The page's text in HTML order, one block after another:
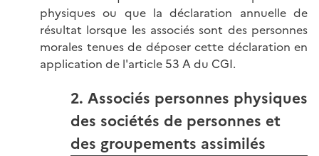
physiques ou que la déclaration annuelle de
résultat lorsque les associés sont des personnes
morales tenues de déposer cette déclaration en
application de l'article 53 A du CGI.
2. Associés personnes physiques
des sociétés de personnes et
des groupements assimilés